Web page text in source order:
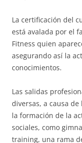
La certificación del
está avalada por el
Fitness quien
asegurando así la
conocimientos.
Las salidas
diversas, a causa
la formación de la
sociales, como
training, una rama